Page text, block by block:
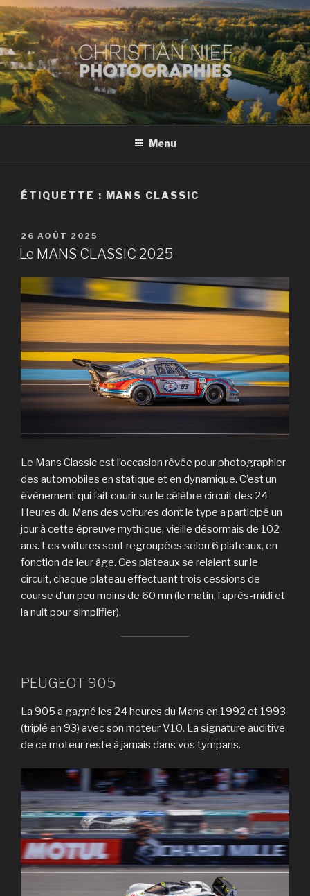
Aller
au
contenu
principal
CHRISTIAN NIEF
PHOTOGRAPHE À
MONTBÉLIARD
Conseils et tutoriels pour prises de vues et post-traitements
Menu
ÉTIQUETTE : MANS CLASSIC
PUBLIÉ
LE
26 AOÛT 2025
Le MANS CLASSIC 2025
Le Mans Classic est l’occasion rêvée pour photographier
des automobiles en statique et en dynamique. C’est un
évènement qui fait courir sur le célèbre circuit des 24
Heures du Mans des voitures dont le type a participé un
jour à cette épreuve mythique, vieille désormais de 102
ans. Les voitures sont regroupées selon 6 plateaux, en
fonction de leur âge. Ces plateaux se relaient sur le
circuit, chaque plateau effectuant trois cessions de
course d’un peu moins de 60 mn (le matin, l’après-midi et
la nuit pour simplifier).
PEUGEOT 905
La 905 a gagné les 24 heures du Mans en 1992 et 1993
(triplé en 93) avec son moteur V10. La signature auditive
de ce moteur reste à jamais dans vos tympans.